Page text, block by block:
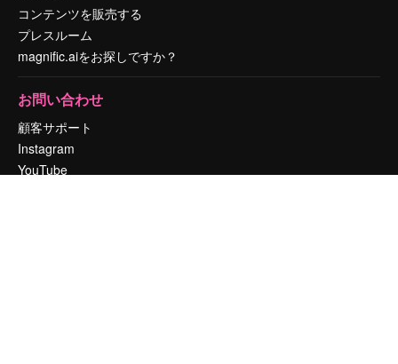
コンテンツを販売する
プレスルーム
magnific.aiをお探しですか？
お問い合わせ
顧客サポート
Instagram
YouTube